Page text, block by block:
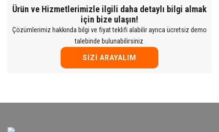
Ürün ve Hizmetlerimizle ilgili daha detaylı bilgi almak
için bize ulaşın!
Çözümlerimiz hakkında bilgi ve fiyat teklifi alabilir ayrıca ücretsiz demo
talebinde bulunabilirsiniz.
SIZI ARAYALIM